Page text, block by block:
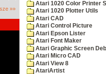
»»
Atari 1020 Color Printer
Atari 1020 Plotter Utils
Atari CAD
Atari Control Picture
Atari Epson Lister
Atari Font Maker
Atari Graphic Screen
Atari Micro CAD
Atari View 8
AtariArtist